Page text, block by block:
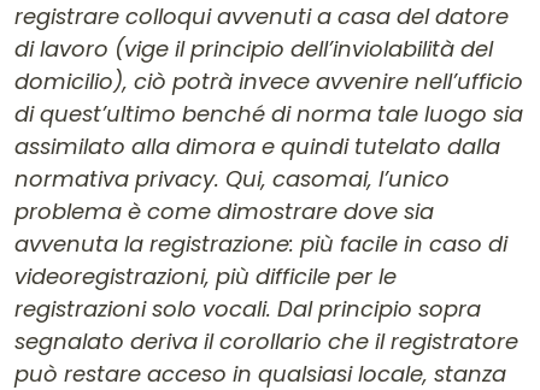
registrare colloqui avvenuti a casa del datore
di lavoro (vige il principio dell’inviolabilità del
domicilio), ciò potrà invece avvenire nell’ufficio
di quest’ultimo benché di norma tale luogo sia
assimilato alla dimora e quindi tutelato dalla
normativa privacy. Qui, casomai, l’unico
problema è come dimostrare dove sia
avvenuta la registrazione: più facile in caso di
videoregistrazioni, più difficile per le
registrazioni solo vocali. Dal principio sopra
segnalato deriva il corollario che il registratore
può restare acceso in qualsiasi locale, stanza